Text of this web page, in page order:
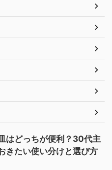
はどっちが便利？30代主
きたい使い分けと選び方